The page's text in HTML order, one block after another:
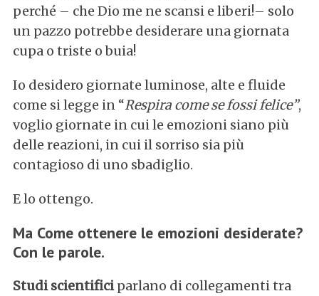
perché – che Dio me ne scansi e liberi!– solo
un pazzo potrebbe desiderare una giornata
cupa o triste o buia!
Io desidero giornate luminose, alte e fluide
come si legge in “Respira come se fossi felice”,
voglio giornate in cui le emozioni siano più
delle reazioni, in cui il sorriso sia più
contagioso di uno sbadiglio.
E lo ottengo.
Ma Come ottenere le emozioni desiderate?
Con le parole.
Studi scientificiparlano di collegamenti tra